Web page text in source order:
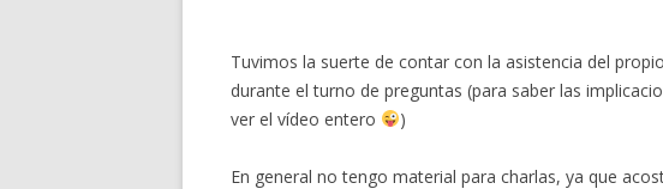
Tuvimos la suerte de contar con la asistencia del propio
durante el turno de preguntas (para saber las
ver el vídeo entero
)
En general no tengo material para charlas, ya que